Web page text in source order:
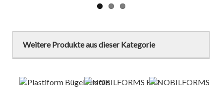
Weitere Produkte aus dieser Kategorie